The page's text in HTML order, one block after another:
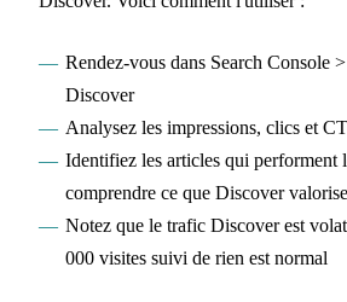
Rendez-vous dans Search Console
Discover
Analysez les impressions, clics et
Identifiez les articles qui performent
comprendre ce que Discover
Notez que le trafic Discover est
000 visites suivi de rien est normal